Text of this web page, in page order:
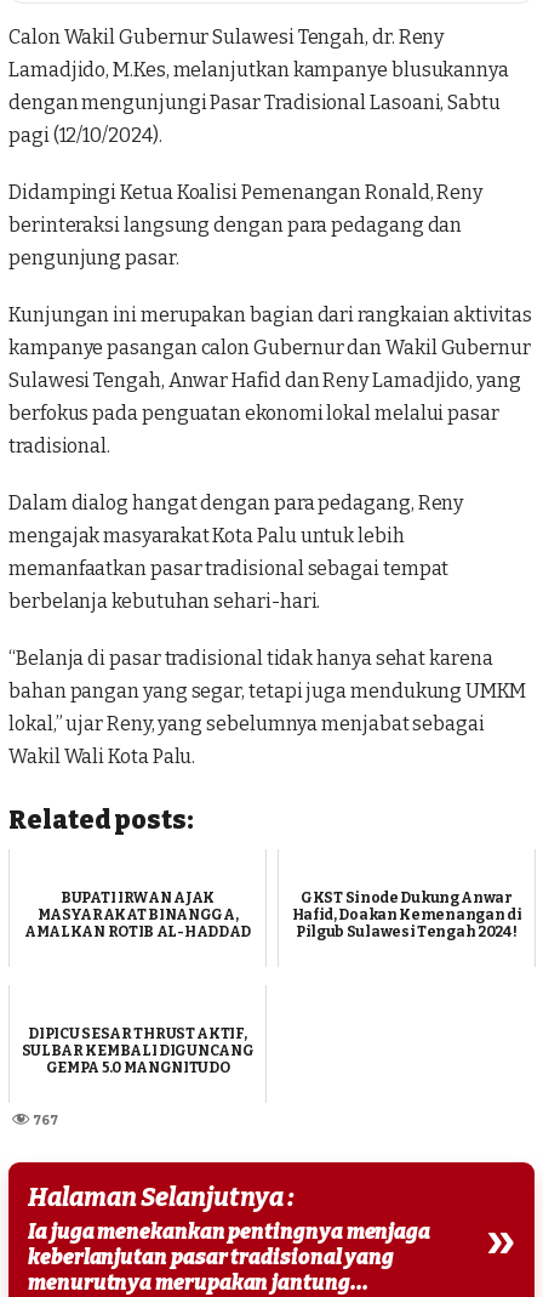
Calon Wakil Gubernur Sulawesi Tengah, dr. Reny
Lamadjido, M.Kes, melanjutkan kampanye blusukannya
dengan mengunjungi Pasar Tradisional Lasoani, Sabtu
pagi (12/10/2024).
Didampingi Ketua Koalisi Pemenangan Ronald, Reny
berinteraksi langsung dengan para pedagang dan
pengunjung pasar.
Kunjungan ini merupakan bagian dari rangkaian aktivitas
kampanye pasangan calon Gubernur dan Wakil Gubernur
Sulawesi Tengah, Anwar Hafid dan Reny Lamadjido, yang
berfokus pada penguatan ekonomi lokal melalui pasar
tradisional.
Dalam dialog hangat dengan para pedagang, Reny
mengajak masyarakat Kota Palu untuk lebih
memanfaatkan pasar tradisional sebagai tempat
berbelanja kebutuhan sehari-hari.
“Belanja di pasar tradisional tidak hanya sehat karena
bahan pangan yang segar, tetapi juga mendukung UMKM
lokal,” ujar Reny, yang sebelumnya menjabat sebagai
Wakil Wali Kota Palu.
Related posts:
BUPATI IRWAN AJAK
MASYARAKAT BINANGGA,
AMALKAN ROTIB AL-HADDAD
GKST Sinode Dukung Anwar
Hafid, Doakan Kemenangan di
Pilgub Sulawesi Tengah 2024 !
DIPICU SESAR THRUST AKTIF,
SULBAR KEMBALI DIGUNCANG
GEMPA 5.0 MANGNITUDO
767
Halaman Selanjutnya :
Ia juga menekankan pentingnya menjaga
keberlanjutan pasar tradisional yang
menurutnya merupakan jantung...
»